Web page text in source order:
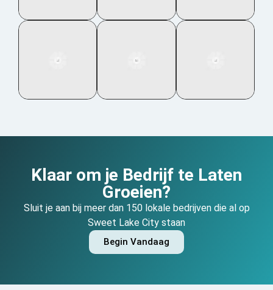
Klaar om je Bedrijf te Laten
Groeien?
Sluit je aan bij meer dan 150 lokale bedrijven die al op
Sweet Lake City staan
Begin Vandaag